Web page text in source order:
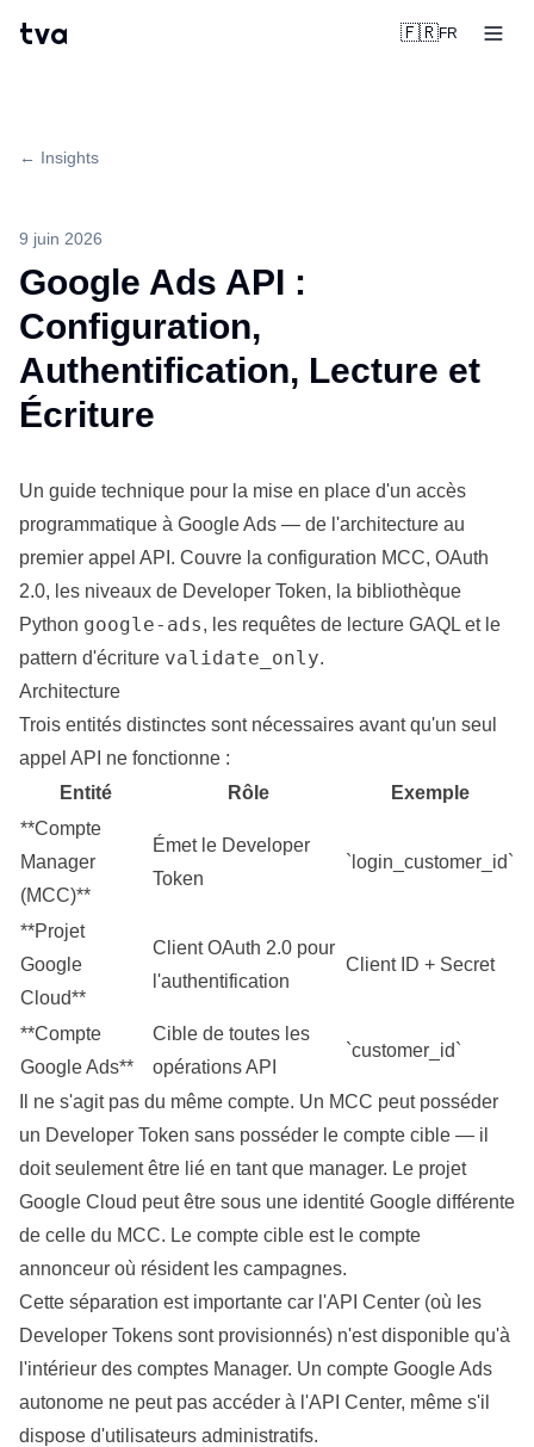
tva 🇫🇷FR
← Insights
9 juin 2026
Google Ads API :
Configuration,
Authentification, Lecture et
Écriture
Un guide technique pour la mise en place d'un accès
programmatique à Google Ads — de l'architecture au
premier appel API. Couvre la configuration MCC, OAuth
2.0, les niveaux de Developer Token, la bibliothèque
Python google-ads, les requêtes de lecture GAQL et le
pattern d'écriture validate_only.
Architecture
Trois entités distinctes sont nécessaires avant qu'un seul
appel API ne fonctionne :
Entité
Rôle
Exemple
**Compte
Manager
(MCC)**
Émet le Developer
Token
`login_customer_id`
**Projet
Google
Cloud**
Client OAuth 2.0 pour
l'authentification
Client ID + Secret
**Compte
Google Ads**
Cible de toutes les
opérations API
`customer_id`
Il ne s'agit pas du même compte. Un MCC peut posséder
un Developer Token sans posséder le compte cible — il
doit seulement être lié en tant que manager. Le projet
Google Cloud peut être sous une identité Google différente
de celle du MCC. Le compte cible est le compte
annonceur où résident les campagnes.
Cette séparation est importante car l'API Center (où les
Developer Tokens sont provisionnés) n'est disponible qu'à
l'intérieur des comptes Manager. Un compte Google Ads
autonome ne peut pas accéder à l'API Center, même s'il
dispose d'utilisateurs administratifs.